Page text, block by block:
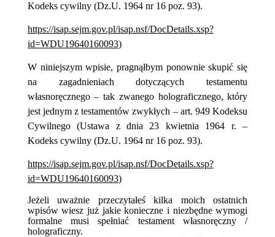
Kodeks cywilny (Dz.U. 1964 nr 16 poz. 93).
https://isap.sejm.gov.pl/isap.nsf/DocDetails.xsp?
id=WDU19640160093)
W niniejszym wpisie, pragnąłbym ponownie skupić się
na zagadnieniach dotyczących testamentu
własnoręcznego – tak zwanego holograficznego, który
jest jednym z testamentów zwykłych – art. 949Kodeksu
Cywilnego (Ustawa z dnia 23 kwietnia 1964 r. –
Kodeks cywilny (Dz.U. 1964 nr 16 poz. 93).
https://isap.sejm.gov.pl/isap.nsf/DocDetails.xsp?
id=WDU19640160093)
Jeżeli uważnie przeczytałeś kilka moich ostatnich
wpisów wiesz już jakie konieczne i niezbędne wymogi
formalne musi spełniać testament własnoręczny /
holograficzny.